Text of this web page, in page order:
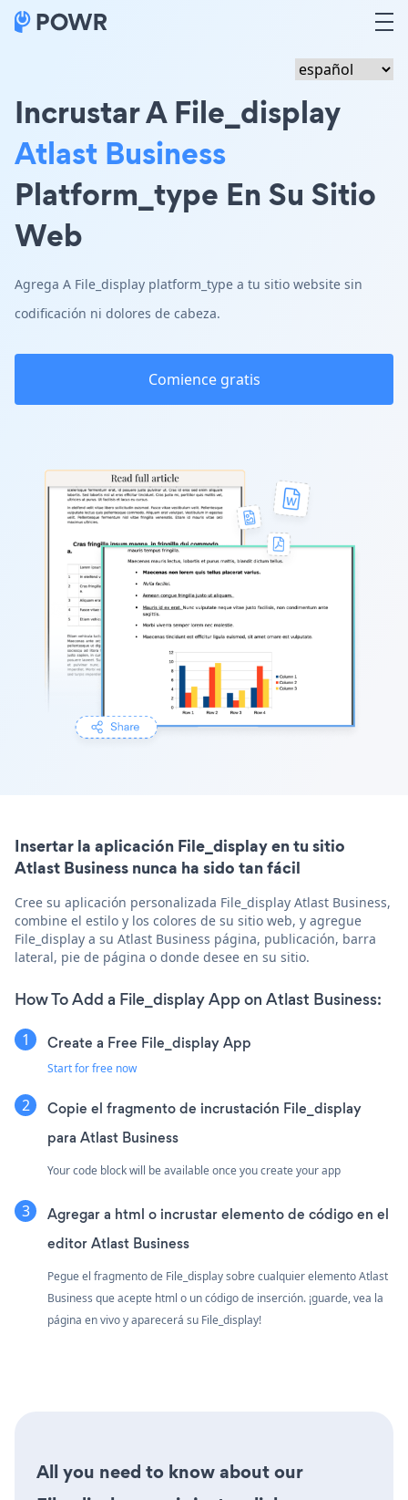
Incrustar A File_display
Atlast Business
Platform_type En Su Sitio
Web
Agrega A File_display platform_type a tu sitio website sin
codificación ni dolores de cabeza.
Comience gratis
Insertar la aplicación File_display en tu sitio
Atlast Business nunca ha sido tan fácil
Cree su aplicación personalizada File_display Atlast Business,
combine el estilo y los colores de su sitio web, y agregue
File_display a su Atlast Business página, publicación, barra
lateral, pie de página o donde desee en su sitio.
How To Add a File_display App on Atlast Business:
Create a Free File_display App
Start for free now
Copie el fragmento de incrustación File_display
para Atlast Business
Your code block will be available once you create your app
Agregar a html o incrustar elemento de código en el
editor Atlast Business
Pegue el fragmento de File_display sobre cualquier elemento Atlast
Business que acepte html o un código de inserción. ¡guarde, vea la
página en vivo y aparecerá su File_display!
All you need to know about our